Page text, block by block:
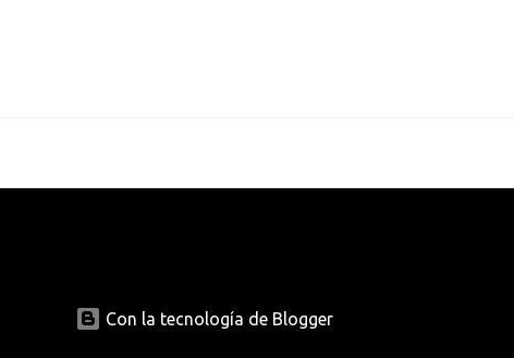
Con la tecnología de Blogger